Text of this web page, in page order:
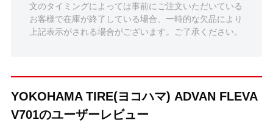
文のタイミングによっては事前にご注文いただいている
お客様で在庫が終了している場合、一時的な欠品により
上記表示がされる場合がございます。ご了承ください。
YOKOHAMA TIRE(ヨコハマ) ADVAN FLEVA
V701のユーザーレビュー